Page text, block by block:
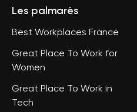
Les palmarès
Best Workplaces France
Great Place To Work for
Women
Great Place To Work in
Tech